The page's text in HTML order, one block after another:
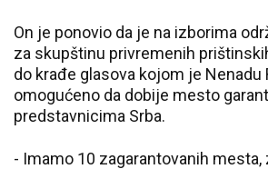
On je ponovio da je na izborima
za skupštinu privremenih
do krađe glasova kojom je Nenadu
omogućeno da dobije mesto
predstavnicima Srba.
- Imamo 10 zagarantovanih mesta,